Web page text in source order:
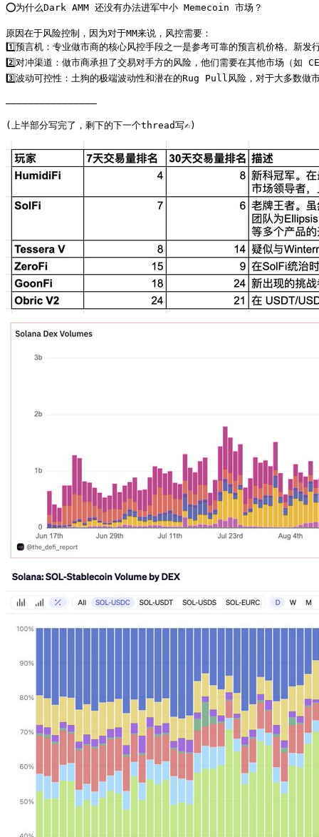
⭕️为什么Dark AMM 还没有办法进军中小 Memecoin 市场？
原因在于风险控制，因为对于MM来说，风控需要：
1️⃣预言机：专业做市商的核心风控手段之一是参考可靠的预言机价格。新
2️⃣对冲渠道：做市商承担了交易对手方的风险，他们需要在其他市场（如
3️⃣波动可控性：土狗的极端波动性和潜在的Rug Pull风险，对于大多数做
————————————————
(上半部分写完了，剩下的下一个thread写✍️)